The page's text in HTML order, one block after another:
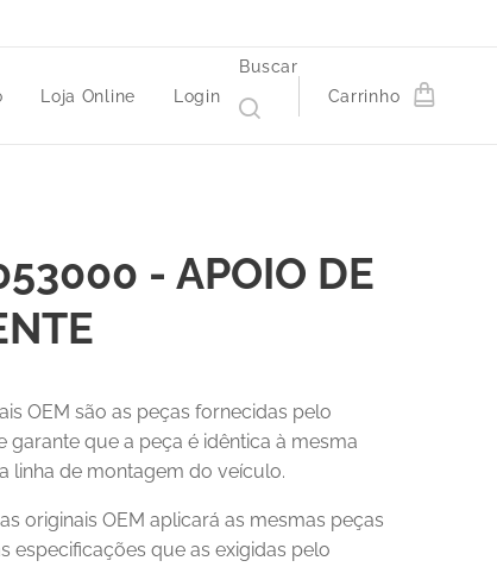
Loja Online Login
Buscar
Carrinho
- APOIO DE
OEM são as peças fornecidas pelo
garante que a peça é idêntica à mesma
linha de montagem do veículo.
originais OEM aplicará as mesmas peças
especificações que as exigidas pelo